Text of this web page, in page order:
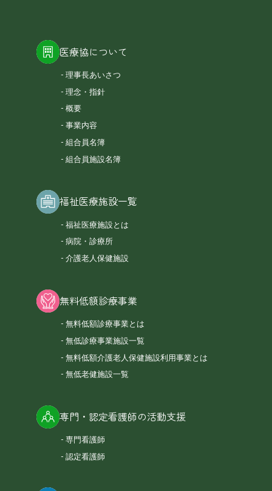
医療協について
理事長あいさつ
理念・指針
概要
事業内容
組合員名簿
組合員施設名簿
福祉医療施設一覧
福祉医療施設とは
病院・診療所
介護老人保健施設
無料低額診療事業
無料低額診療事業とは
無低診療事業施設一覧
無料低額介護老人保健施設利用事業とは
無低老健施設一覧
専門・認定看護師の活動支援
専門看護師
認定看護師